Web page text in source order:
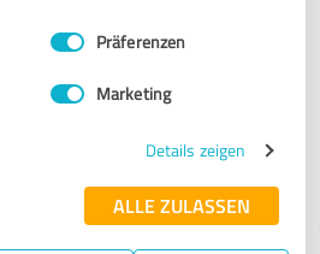
Präferenzen
Marketing
Details zeigen
ALLE ZULASSEN